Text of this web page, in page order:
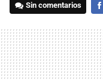
Sin comentarios